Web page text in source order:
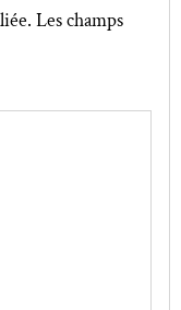
Les champs